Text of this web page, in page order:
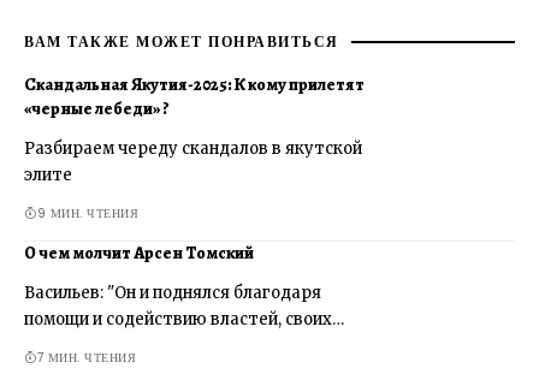
ВАМ ТАКЖЕ МОЖЕТ ПОНРАВИТЬСЯ
Скандальная Якутия-2025: К кому прилетят
«черные лебеди» ?
Разбираем череду скандалов в якутской
элите
9 МИН. ЧТЕНИЯ
О чем молчит Арсен Томский
Васильев: "Он и поднялся благодаря
помощи и содействию властей, своих…
7 МИН. ЧТЕНИЯ